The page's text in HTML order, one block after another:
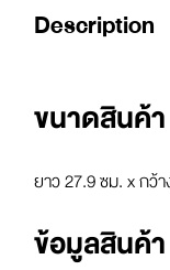
Description
ขนาดสินค้า
ยาว 27.9 ซม. x กว้
ข้อมูลสินค้า